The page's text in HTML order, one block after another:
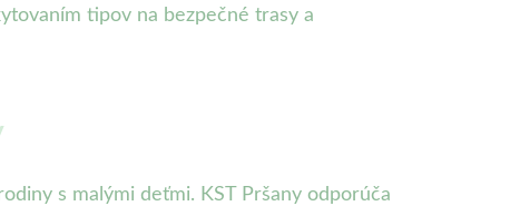
tipov na bezpečné trasy a
s malými deťmi. KST Pršany odporúča